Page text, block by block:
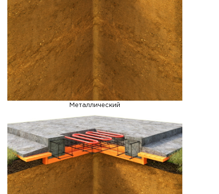
Металлический